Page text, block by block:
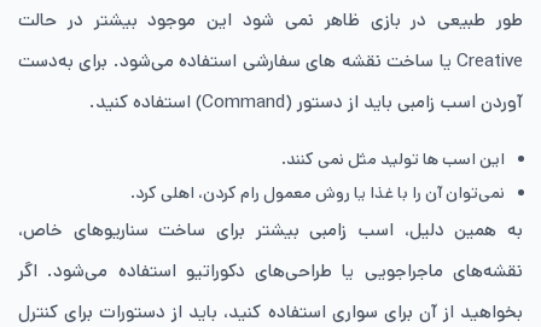
طور طبیعی در بازی ظاهر نمی شود این موجود بیشتر در حالت
Creative یا ساخت نقشه های سفارشی استفاده می‌شود. برای به‌دست
آوردن اسب زامبی باید از دستور (Command) استفاده کنید.
این اسب ها تولید مثل نمی کنند.
نمی‌توان آن را با غذا یا روش معمول رام کردن، اهلی کرد.
به همین دلیل، اسب زامبی بیشتر برای ساخت سناریوهای خاص،
نقشه‌های ماجراجویی یا طراحی‌های دکوراتیو استفاده می‌شود. اگر
بخواهید از آن برای سواری استفاده کنید، باید از دستورات برای کنترل